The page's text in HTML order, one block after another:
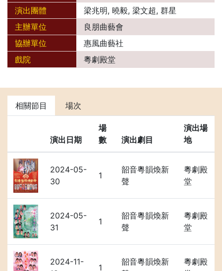
演出團體
梁兆明, 曉毅, 梁文超, 群星
主辦單位
良朋曲藝會
協辦單位
惠風曲藝社
戲院
粵劇殿堂
相關節目 場次
演出日期
場
數
演出劇目
演出場
地
2024-05-
30
1
韶音粵韻煥新
聲
粵劇殿
堂
2024-05-
31
1
韶音粵韻煥新
聲
粵劇殿
堂
2024-11-
1
韶音粵韻煥新
粵劇殿